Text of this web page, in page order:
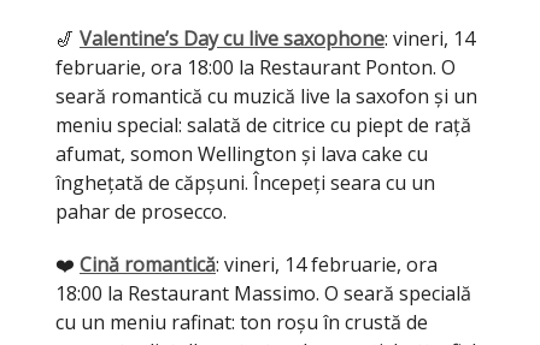
🎷 Valentine’s Day cu live saxophone: vineri, 14
februarie, ora 18:00 la Restaurant Ponton. O
seară romantică cu muzică live la saxofon și un
meniu special: salată de citrice cu piept de rață
afumat, somon Wellington și lava cake cu
înghețată de căpșuni. Începeți seara cu un
pahar de prosecco.
❤️ Cină romantică: vineri, 14 februarie, ora
18:00 la Restaurant Massimo. O seară specială
cu un meniu rafinat: ton roșu în crustă de